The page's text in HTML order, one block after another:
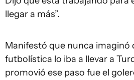
llegar a más”.
Manifestó que nunca imaginó
futbolística lo iba a llevar a
promovió ese paso fue el